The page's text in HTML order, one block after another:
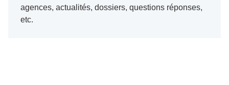
agences, actualités, dossiers, questions réponses,
etc.